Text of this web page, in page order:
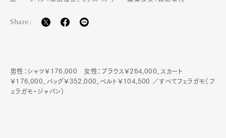
Pen Meet
Pen international Pen tw
Share:
男性：シャツ￥176,000 女性：ブラウス￥264,000、スカート
￥176,000、バッグ￥352,000、ベルト￥104,500 ／すべてフェラガモ（フ
ェラガモ・ジャパン）